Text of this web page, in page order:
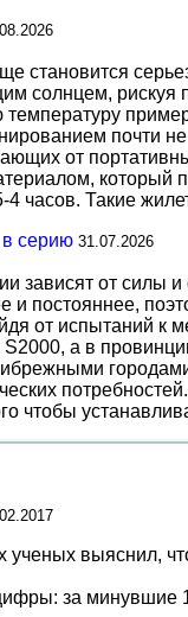
становится
солнцем,
почти
от
который
часов. Такие
серию 31.07.2026
зависят от силы
и постояннее,
от испытаний к
а в
чтобы
ученых выяснил,
за минувшие